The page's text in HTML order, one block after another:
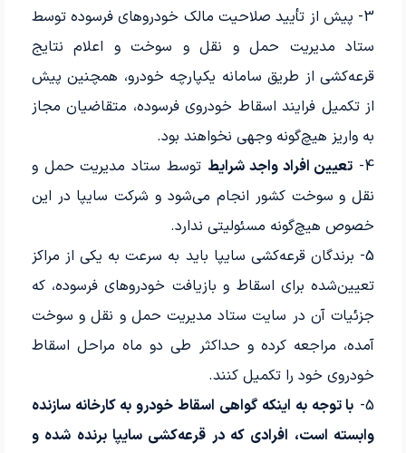
3- پیش از تأیید صلاحیت مالک خودروهای فرسوده توسط
ستاد مدیریت حمل و نقل و سوخت و اعلام نتایج
قرعه‌کشی از طریق سامانه یکپارچه خودرو، همچنین پیش
از تکمیل فرایند اسقاط خودروی فرسوده، متقاضیان مجاز
به واریز هیچ‌گونه وجهی نخواهند بود.
4- تعیین افراد واجد شرایط توسط ستاد مدیریت حمل و
نقل و سوخت کشور انجام می‌شود و شرکت سایپا در این
خصوص هیچ‌گونه مسئولیتی ندارد.
5- برندگان قرعه‌کشی سایپا باید به سرعت به یکی از مراکز
تعیین‌شده برای اسقاط و بازیافت خودروهای فرسوده، که
جزئیات آن در سایت ستاد مدیریت حمل و نقل و سوخت
آمده، مراجعه کرده و حداکثر طی دو ماه مراحل اسقاط
خودروی خود را تکمیل کنند.
5- با توجه به اینکه گواهی اسقاط خودرو به کارخانه سازنده
وابسته است، افرادی که در قرعه‌کشی سایپا برنده شده و